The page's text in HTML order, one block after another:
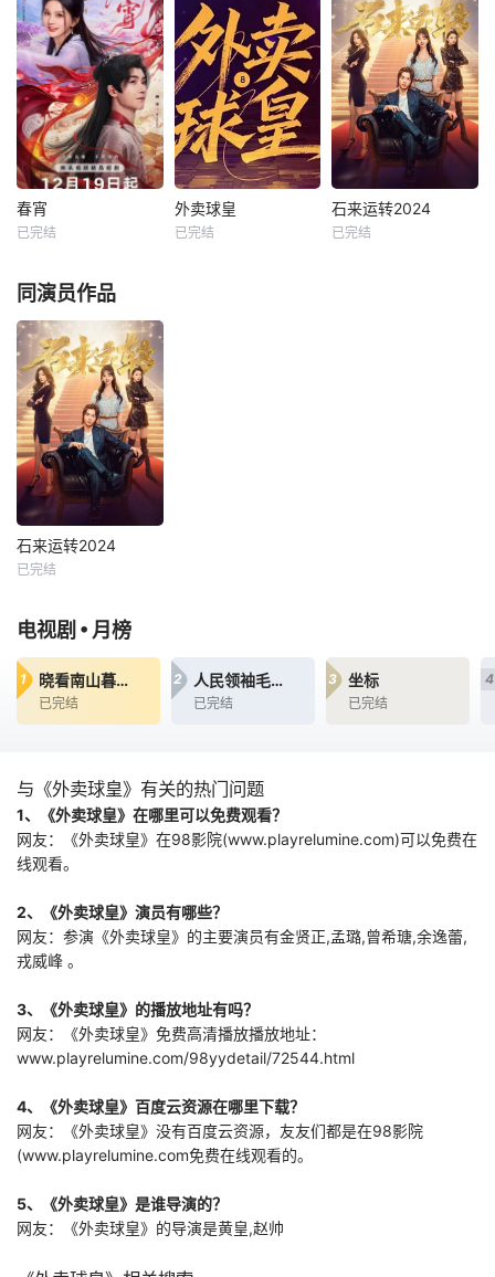
联合举办的小型军
事演习中，郭子剑
因不满演习流于形
式，假传指令要求
真打实抗，虽引发
哗然，却获赏识调
任396旅一营营
长。他激发官兵血
性，赢得信任，但
在一次对抗中
江逾白长大以后，
林知夏忽然对他
说：“江逾白，我喜
欢你，哲学和生物
学意义上的喜欢。”
那个夜晚，他脸颊
微热，还听见自己
加速的心跳声……
奇的神像杀人事
件，勘案过程中，
牵引出“婴胎报
仇”，“娘娘索命”等
一连串妖异事件，
张天盛虽被种种诡
怪幻象阻碍，却坚
信这是藏在迷信后
的人为诡计，勇于
向封建传统宣战，
敢于破除
春宵
春宵
已完结
外卖球皇
外卖球皇
已完结
石来运转2024
已完结
同演员作品
星期二 12点更6 星
期三 12点更2 星期
四 12点更2 星期五
12点更2 星期六 12
点更2一个平凡的
段风格迥异的艳
遇，一朝时来运
转，又迎来一记当
头棒喝…在神秘莫
石来运转2024
已完结
电视剧 • 月榜
1 晓看南山暮看云
已完结
2 人民领袖毛泽东
已完结
3 坐标
已完结
4
与《外卖球皇》有关的热门问题
1、《外卖球皇》在哪里可以免费观看？
网友：《外卖球皇》在98影院(www.playrelumine.com)可以免费在
线观看。
2、《外卖球皇》演员有哪些？
网友：参演《外卖球皇》的主要演员有金贤正,孟璐,曾希瑭,余逸蕾,
戎威峰 。
3、《外卖球皇》的播放地址有吗？
网友：《外卖球皇》免费高清播放播放地址：
www.playrelumine.com/98yydetail/72544.html
4、《外卖球皇》百度云资源在哪里下载？
网友：《外卖球皇》没有百度云资源，友友们都是在98影院
(www.playrelumine.com免费在线观看的。
5、《外卖球皇》是谁导演的？
网友：《外卖球皇》的导演是黄皇,赵帅